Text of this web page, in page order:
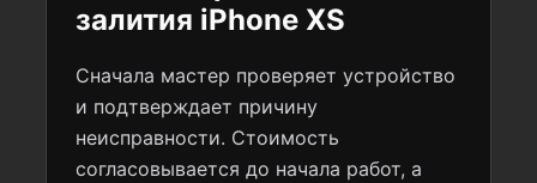
залития iPhone XS
Сначала мастер проверяет устройство
и подтверждает причину
неисправности. Стоимость
согласовывается до начала работ, а